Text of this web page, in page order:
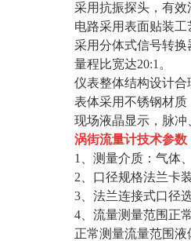
采用抗振探头，有
电路采用表面贴装
采用分体式信号转换
量程比宽达20:1。
仪表整体结构设计
表体采用不锈钢材
现场液晶显示，脉冲
涡街流量计技术参数
1、测量介质：气体
2、口径规格法兰卡
3、法兰连接式口径
4、流量测量范围正
正常测量流量范围